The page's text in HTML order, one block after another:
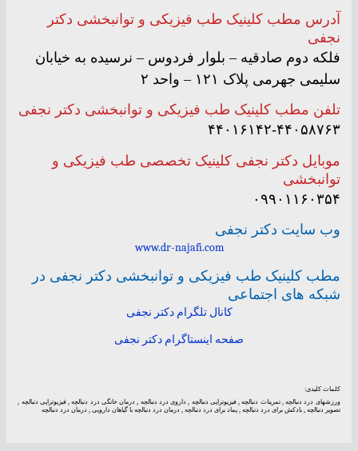
آدرس مطب کلینیک طب فیزیکی و توانبخشی دکتر
نجفی
فلکه دوم صادقیه – بلوار فردوس – نرسیده به خیابان
سلیمی جهرمی پلاک ۱۲۱ – واحد ۲
تلفن مطب کلینیک طب فیزیکی و توانبخشی دکتر نجفی
۴۴۰۱۶۱۴۲-۴۴۰۵۸۷۶۳
موبایل دکتر نجفی کلینیک تخصصی طب فیزیکی و
توانبخشی
۰۹۹۰۱۱۶۰۳۵۴
وب سایت دکتر نجفی
www.dr-najafi.com
مطب کلینیک طب فیزیکی و توانبخشی دکتر نجفی در
شبکه های اجتماعی
کانال تلگرام دکتر نجفی
صفحه اینستاگرام دکتر نجفی
کلمات کلیدی:
ورزشهای درد دنبالچه , تمرینات دنبالچه , فیزیوتراپی دنبالچه , داروی درد دنبالچه , درمان خانگی درد دنبالچه , فیزیوتراپی دنبالچه ,
تصویر دنبالچه , بادکش برای درد دنبالچه , پماد برای درد دنبالچه , درمان درد دنبالچه با گیاهان دارویی , درمان درد دنبالچه